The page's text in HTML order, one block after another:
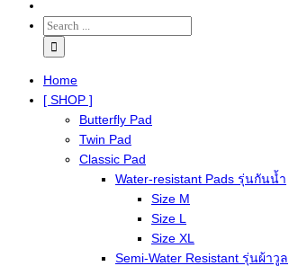
Home
[ SHOP ]
Butterfly Pad
Twin Pad
Classic Pad
Water-resistant Pads รุ่นกันน้ำ
Size M
Size L
Size XL
Semi-Water Resistant รุ่นผ้าวูล